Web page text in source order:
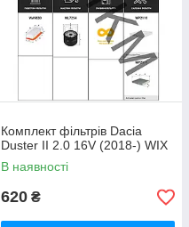
Комплект фільтрів Dacia
Duster II 2.0 16V (2018-) WIX
В наявності
620 ₴